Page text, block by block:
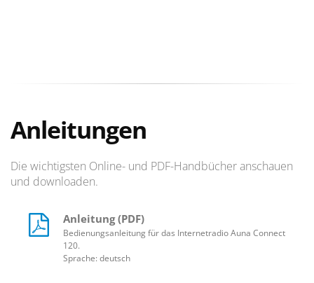
Anleitungen
Die wichtigsten Online- und PDF-Handbücher anschauen
und downloaden.
Anleitung (PDF)
Bedienungsanleitung für das Internetradio Auna Connect
120.
Sprache: deutsch